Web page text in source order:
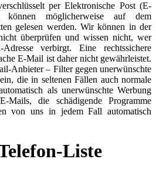
per Elektronische Post (E-
möglicherweise auf dem
gelesen werden. Wir können in der
überprüfen und wissen nicht, wer
verbirgt. Eine rechtssichere
E-Mail ist daher nicht gewährleistet.
Anbieter – Filter gegen unerwünschte
die in seltenen Fällen auch normale
als unerwünschte Werbung
Mails, die schädigende Programme
von uns in jedem Fall automatisch
Liste